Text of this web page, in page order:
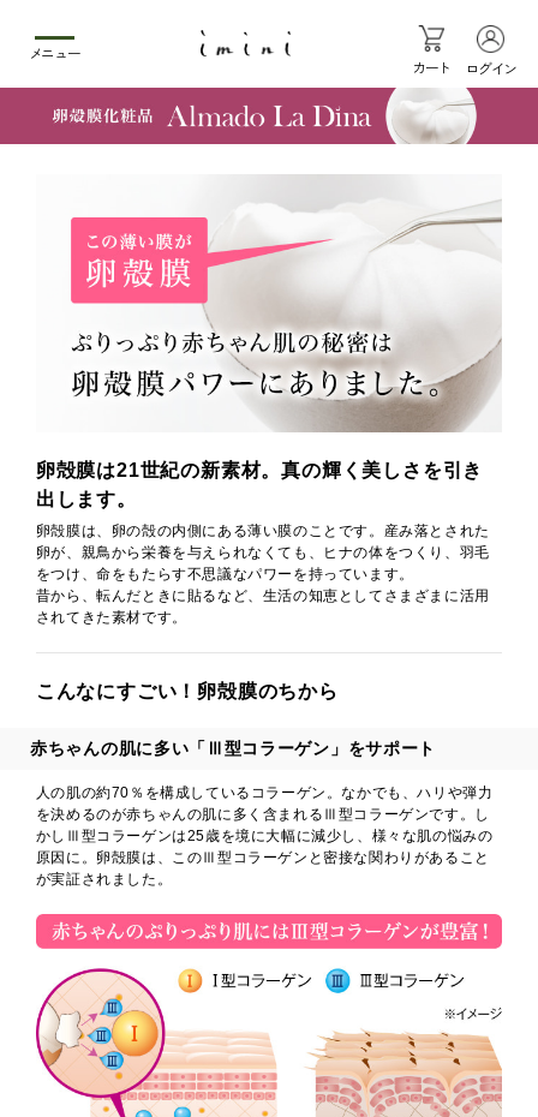
メニュー
カート ログイン
卵殻膜は21世紀の新素材。真の輝く美しさを引き
出します。
卵殻膜は、卵の殻の内側にある薄い膜のことです。産み落とされた
卵が、親鳥から栄養を与えられなくても、ヒナの体をつくり、羽毛
をつけ、命をもたらす不思議なパワーを持っています。
昔から、転んだときに貼るなど、生活の知恵としてさまざまに活用
されてきた素材です。
こんなにすごい！卵殻膜のちから
赤ちゃんの肌に多い「Ⅲ型コラーゲン」をサポート
人の肌の約70％を構成しているコラーゲン。なかでも、ハリや弾力
を決めるのが赤ちゃんの肌に多く含まれるⅢ型コラーゲンです。し
かしⅢ型コラーゲンは25歳を境に大幅に減少し、様々な肌の悩みの
原因に。卵殻膜は、このⅢ型コラーゲンと密接な関わりがあること
が実証されました。